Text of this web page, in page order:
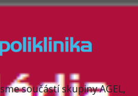
součástí skupiny AGEL,